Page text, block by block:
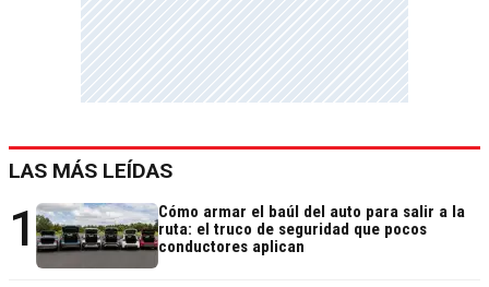
LAS MÁS LEÍDAS
1
Cómo armar el baúl del auto para salir a la
ruta: el truco de seguridad que pocos
conductores aplican